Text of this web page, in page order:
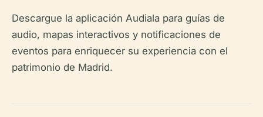
Descargue la aplicación Audiala para guías de
audio, mapas interactivos y notificaciones de
eventos para enriquecer su experiencia con el
patrimonio de Madrid.